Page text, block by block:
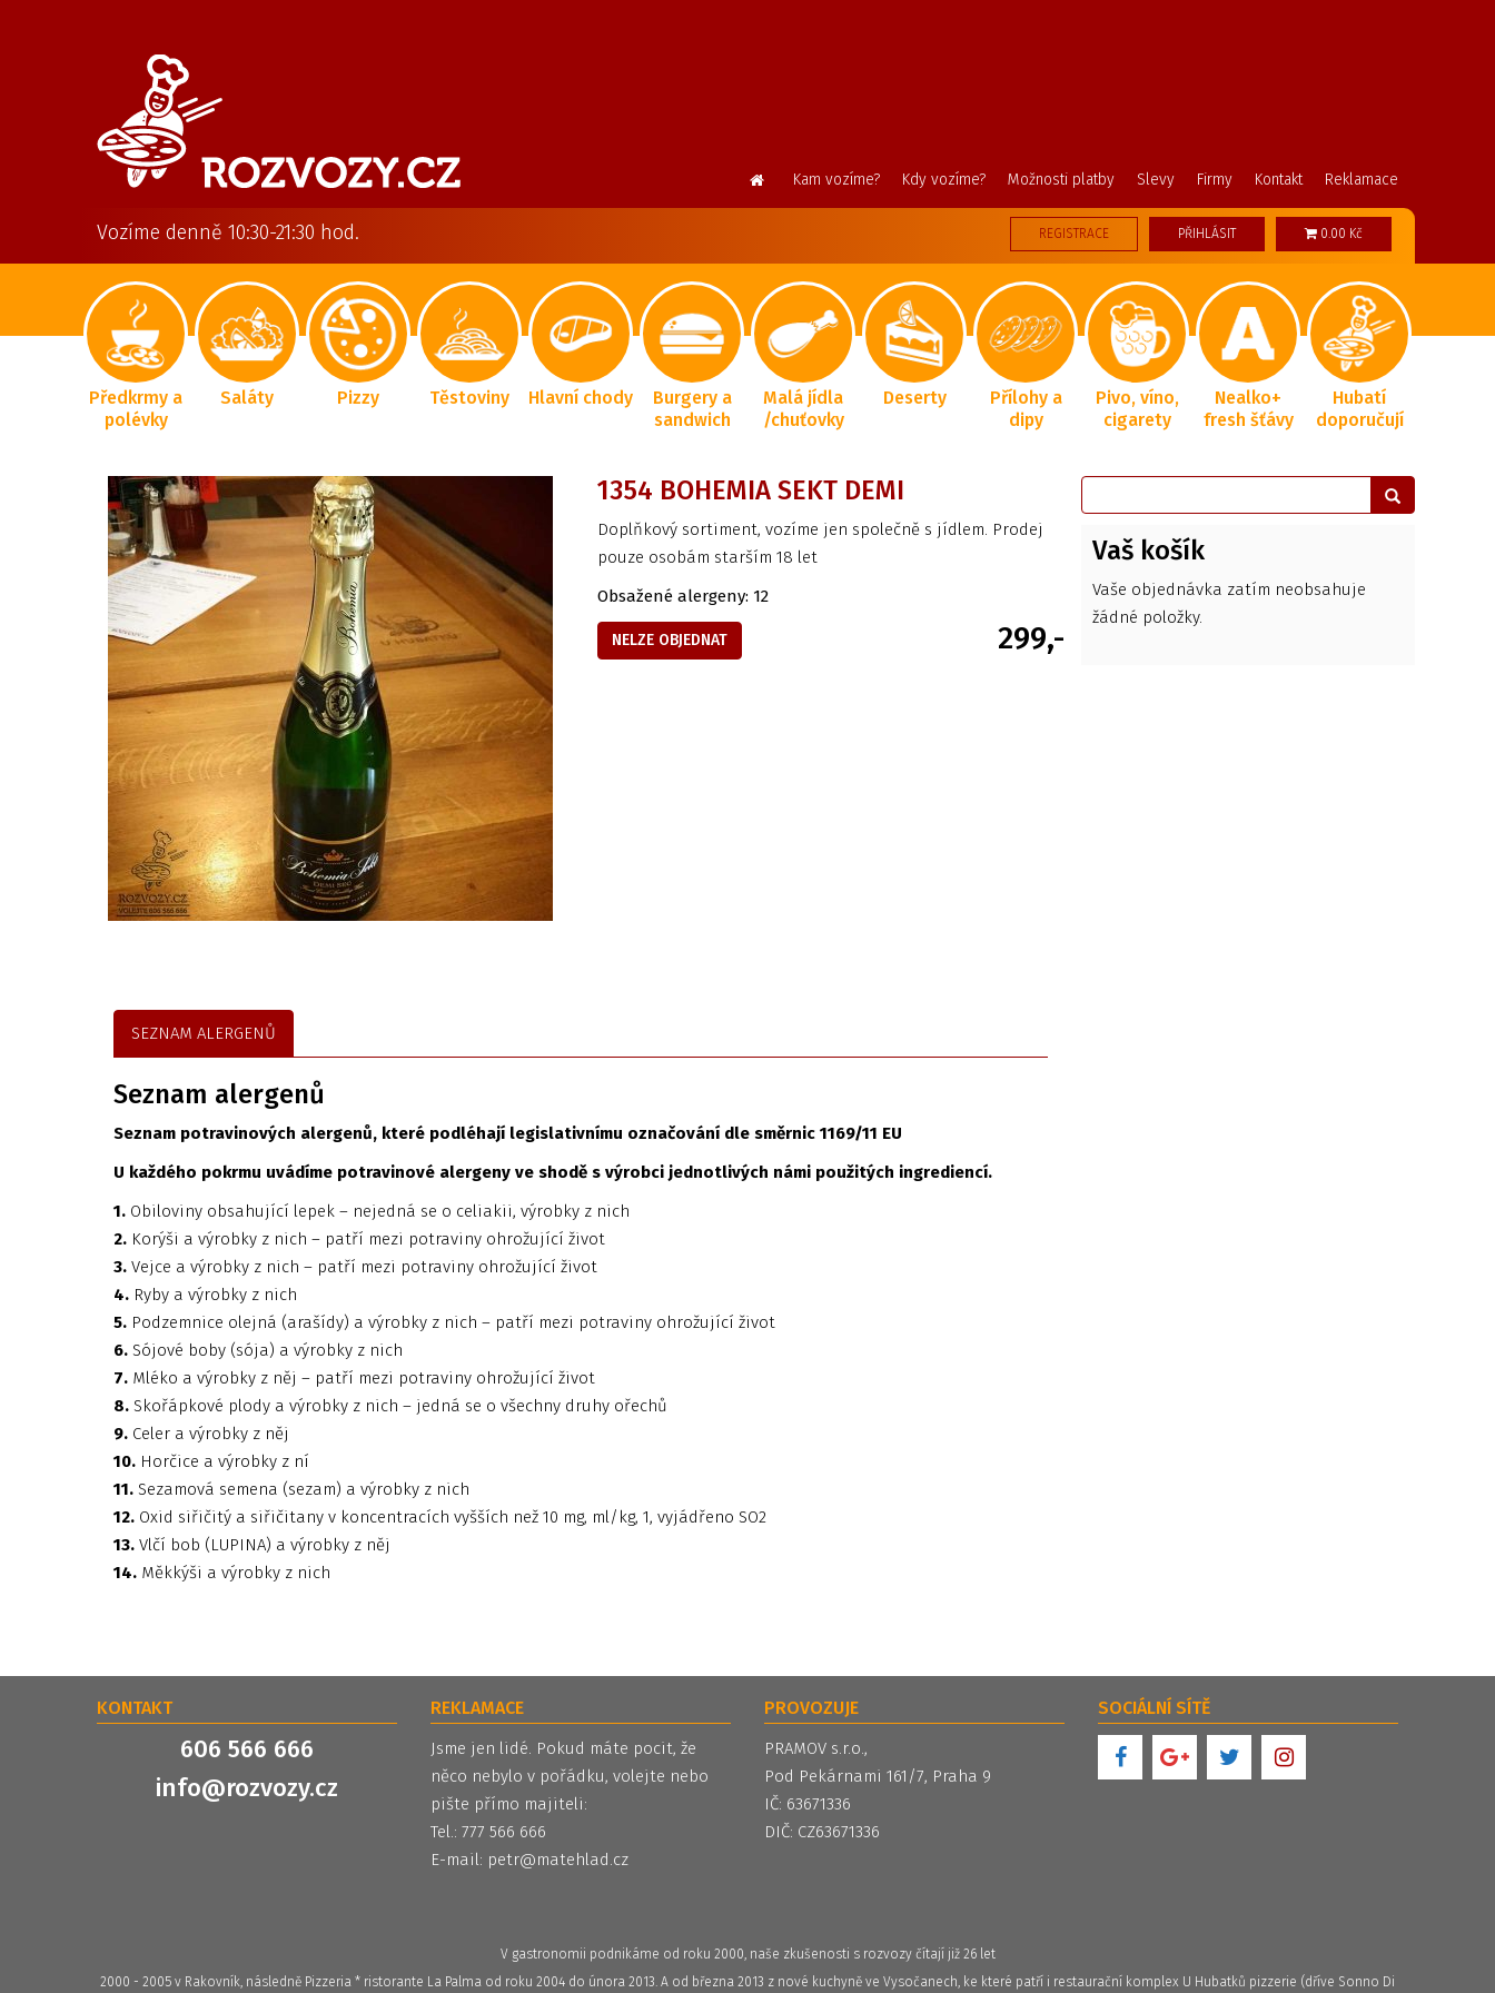
Kam vozíme? Kdy vozíme? Možnosti platby Slevy Firmy Kontakt Reklamace
Vozíme denně 10:30-21:30 hod. REGISTRACE PŘIHLÁSIT 0.00 Kč
Předkrmy a
polévky
Saláty Pizzy Těstoviny Hlavní chody
Burgery a
sandwich
Malá jídla
/chuťovky
Deserty
Přílohy a
dipy
Pivo, víno,
cigarety
Nealko+
fresh šťávy
Hubatí
doporučují
1354 BOHEMIA SEKT DEMI
Doplňkový sortiment, vozíme jen společně s jídlem. Prodej
pouze osobám starším 18 let
Obsažené alergeny: 12
NELZE OBJEDNAT 299,-
SEZNAM ALERGENŮ
Seznam alergenů
Seznam potravinových alergenů, které podléhají legislativnímu označování dle směrnic 1169/11 EU
U každého pokrmu uvádíme potravinové alergeny ve shodě s výrobci jednotlivých námi použitých ingrediencí.
1. Obiloviny obsahující lepek – nejedná se o celiakii, výrobky z nich
2. Korýši a výrobky z nich – patří mezi potraviny ohrožující život
3. Vejce a výrobky z nich – patří mezi potraviny ohrožující život
4. Ryby a výrobky z nich
5. Podzemnice olejná (arašídy) a výrobky z nich – patří mezi potraviny ohrožující život
6. Sójové boby (sója) a výrobky z nich
7. Mléko a výrobky z něj – patří mezi potraviny ohrožující život
8. Skořápkové plody a výrobky z nich – jedná se o všechny druhy ořechů
9. Celer a výrobky z něj
10. Horčice a výrobky z ní
11. Sezamová semena (sezam) a výrobky z nich
12. Oxid siřičitý a siřičitany v koncentracích vyšších než 10 mg, ml/kg, 1, vyjádřeno SO2
13. Vlčí bob (LUPINA) a výrobky z něj
14. Měkkýši a výrobky z nich
Vaš košík
Vaše objednávka zatím neobsahuje
žádné položky.
KONTAKT
606 566 666
info@rozvozy.cz
REKLAMACE
Jsme jen lidé. Pokud máte pocit, že
něco nebylo v pořádku, volejte nebo
pište přímo majiteli:
Tel.: 777 566 666
E-mail: petr@matehlad.cz
PROVOZUJE
PRAMOV s.r.o.,
Pod Pekárnami 161/7, Praha 9
IČ: 63671336
DIČ: CZ63671336
SOCIÁLNÍ SÍTĚ
V gastronomii podnikáme od roku 2000, naše zkušenosti s rozvozy čítají již 26 let
2000 - 2005 v Rakovník, následně Pizzeria * ristorante La Palma od roku 2004 do února 2013. A od března 2013 z nové kuchyně ve Vysočanech, ke které patří i restaurační komplex U Hubatků pizzerie (dříve Sonno Di